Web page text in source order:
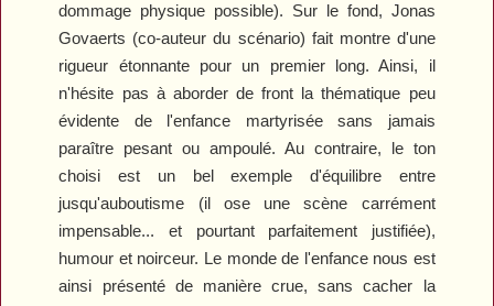
dommage physique possible). Sur le fond, Jonas
Govaerts (co-auteur du scénario) fait montre d'une
rigueur étonnante pour un premier long. Ainsi, il
n'hésite pas à aborder de front la thématique peu
évidente de l'enfance martyrisée sans jamais
paraître pesant ou ampoulé. Au contraire, le ton
choisi est un bel exemple d'équilibre entre
jusqu'auboutisme (il ose une scène carrément
impensable... et pourtant parfaitement justifiée),
humour et noirceur. Le monde de l'enfance nous est
ainsi présenté de manière crue, sans cacher la